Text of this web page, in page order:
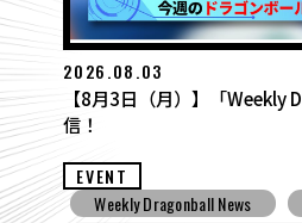
2026.07.27
【7月27日（月）】「
配信！
EVENT
Weekly Dragonball News